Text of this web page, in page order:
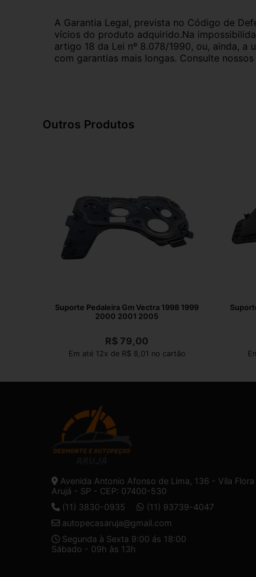
A Garantia Legal, prevista no Código de
vícios do produto adquirido.Na
artigo 18 da Lei nº 8.078/1990, ou, ainda,
com garantias mais longas. Consulte
Outros Produtos
Suporte Pedaleira Gm Vectra 1998 1999
2000 2001 2005
R$ 79,00
Em até 12x de R$ 8,01 no cartão
Avenida Antonio Afonso de Lima, 136 - Vila Flora
Arujá - SP - CEP: 07400-530
(11) 3830-0935
(11) 93739-4047
autopecasaruja@gmail.com
Segunda à Sexta 9:00 ás 18:00
Sábado - 09h às 13h